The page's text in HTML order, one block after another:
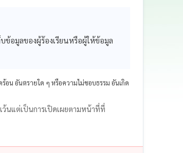
ข้อมูลของผู้ร้องเรียนหรือผู้ให้ข้อมูล
อน อันตรายใด ๆ หรือความไม่ชอบธรรม อันเกิด
นแต่เป็นการเปิดเผยตามหน้าที่ที่